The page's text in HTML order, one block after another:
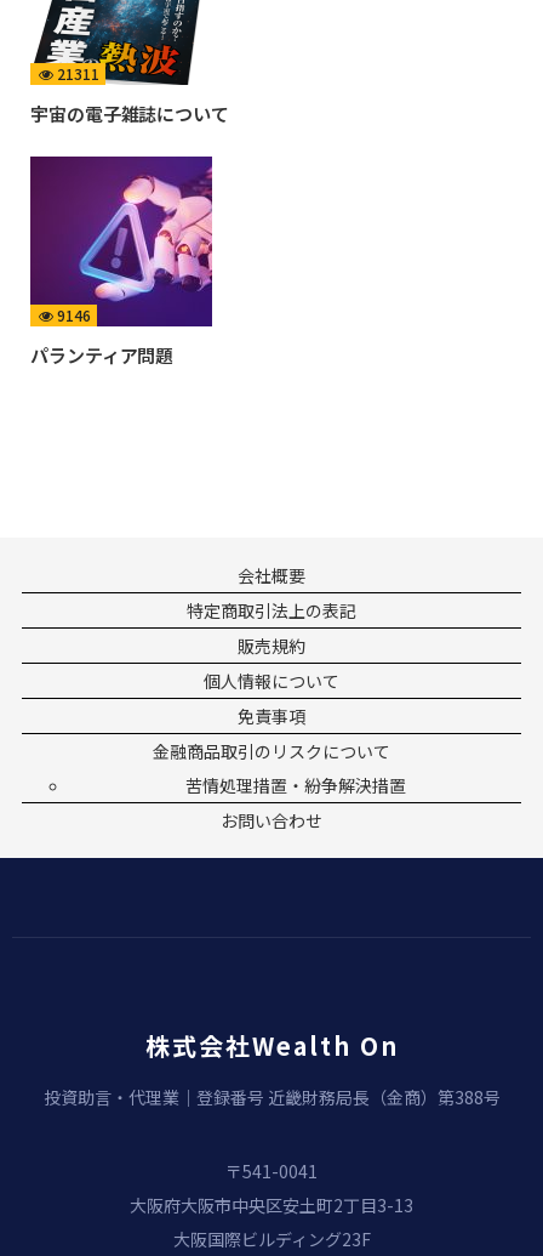
21311
宇宙の電子雑誌について
9146
パランティア問題
会社概要
特定商取引法上の表記
販売規約
個人情報について
免責事項
金融商品取引のリスクについて
苦情処理措置・紛争解決措置
お問い合わせ
株式会社Wealth On
投資助言・代理業｜登録番号 近畿財務局長（金商）第388号
〒541-0041
大阪府大阪市中央区安土町2丁目3-13
大阪国際ビルディング23F